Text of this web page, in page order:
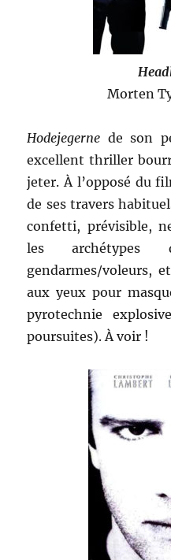
Morten
Hodejegerne de son
excellent thriller
jeter. À l’opposé du
de ses travers
confetti, prévisible,
les archétypes
gendarmes/voleurs,
aux yeux pour
pyrotechnie
poursuites). À voir !